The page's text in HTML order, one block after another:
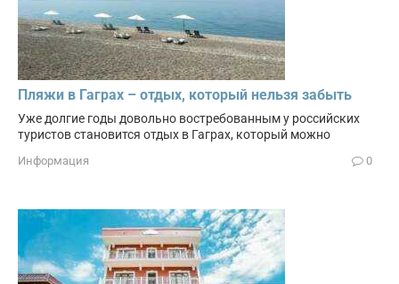
Пляжи в Гаграх – отдых, который нельзя забыть
Уже долгие годы довольно востребованным у российских
туристов становится отдых в Гаграх, который можно
Информация 0